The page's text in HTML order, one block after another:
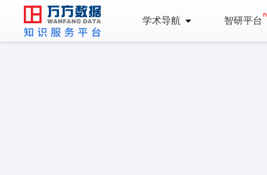
学术导航 智研平台